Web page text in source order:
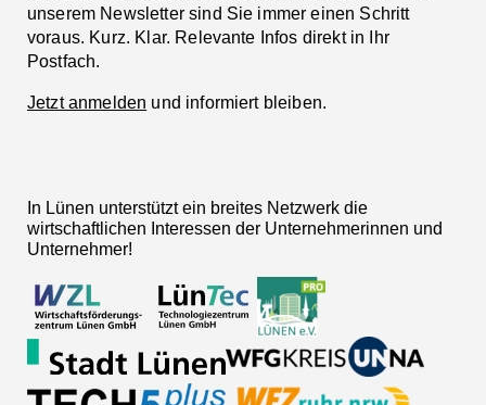
unserem Newsletter sind Sie immer einen Schritt
voraus. Kurz. Klar. Relevante Infos direkt in Ihr
Postfach.
Jetzt anmelden und informiert bleiben.
In Lünen unterstützt ein breites Netzwerk die
wirtschaftlichen Interessen der Unternehmerinnen und
Unternehmer!